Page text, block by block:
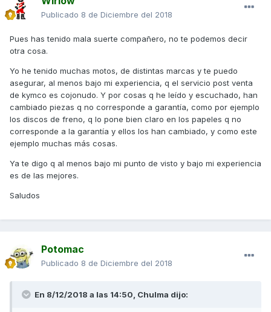
Publicado 8 de Diciembre del 2018
Pues has tenido mala suerte compañero, no te podemos decir
otra cosa.
Yo he tenido muchas motos, de distintas marcas y te puedo
asegurar, al menos bajo mi experiencia, q el servicio post venta
de kymco es cojonudo. Y por cosas q he leído y escuchado, han
cambiado piezas q no corresponde a garantía, como por ejemplo
los discos de freno, q lo pone bien claro en los papeles q no
corresponde a la garantía y ellos los han cambiado, y como este
ejemplo muchas más cosas.
Ya te digo q al menos bajo mi punto de visto y bajo mi experiencia
es de las mejores.
Saludos
Potomac
Publicado 8 de Diciembre del 2018
En 8/12/2018 a las 14:50, Chulma dijo: